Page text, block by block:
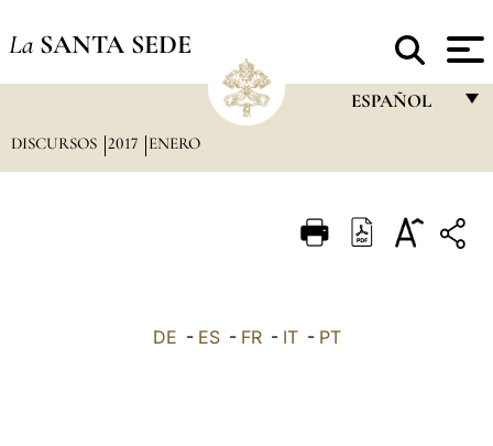
La SANTA SEDE
ESPAÑOL
ITALIANO
DISCURSOS 2017 ENERO
DE - ES- FR- IT- PT